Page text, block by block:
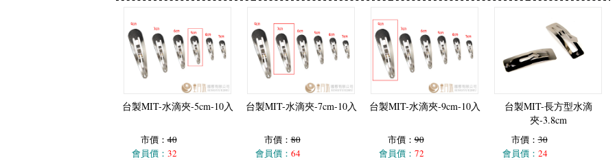
台製MIT-水滴夾-5cm-10入
市價：40
會員價： 32
台製MIT-水滴夾-7cm-10入
市價：80
會員價： 64
台製MIT-水滴夾-9cm-10入
市價：90
會員價： 72
台製MIT-長方型水滴
夾-3.8cm
市價：30
會員價： 24